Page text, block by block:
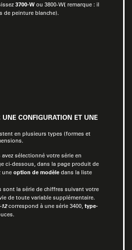
3700-W ou 3800-W( remarque : il
de peinture blanche).
UNE CONFIGURATION ET UNE
en plusieurs types (formes et
sélectionné votre série en
ci-dessous, dans la page produit de
une option de modèle dans la liste
sont la série de chiffres suivant votre
de toute variable supplémentaire.
12 correspond à une série 3400, type-